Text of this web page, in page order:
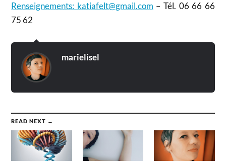
Renseignements: katiafelt@gmail.com – Tél. 06 66 66
75 62
marielisel
READ NEXT →